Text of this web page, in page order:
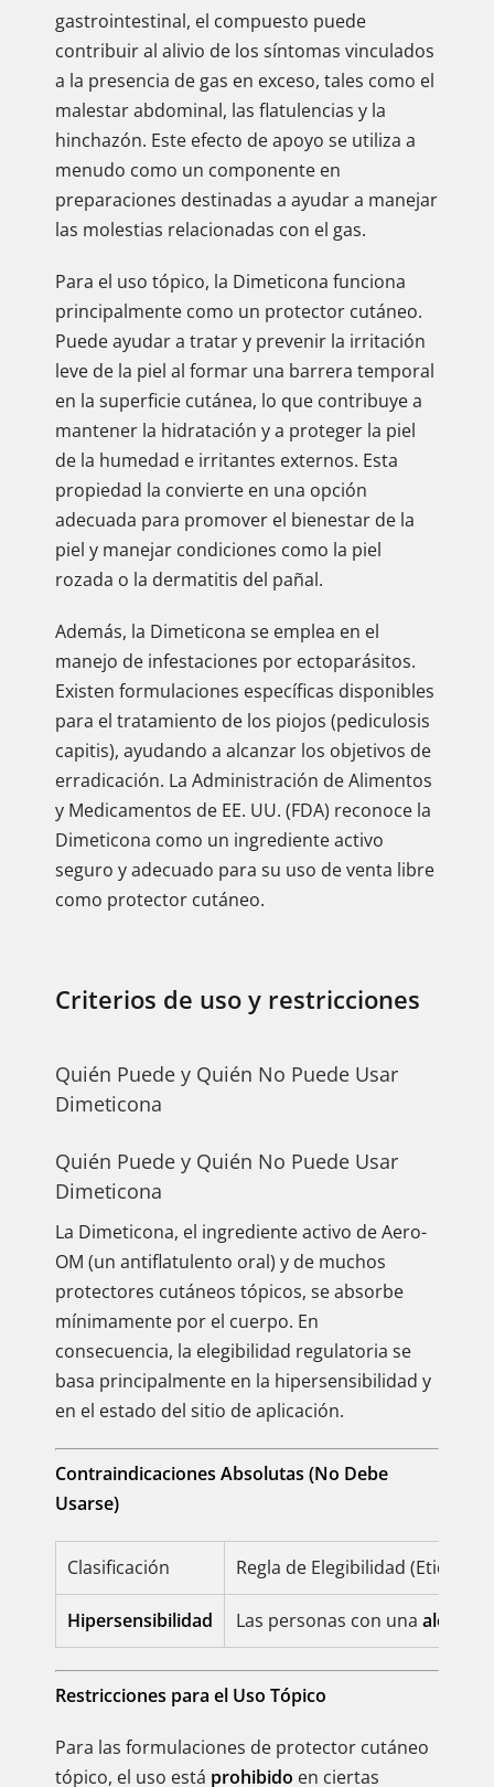
gastrointestinal, el compuesto puede
contribuir al alivio de los síntomas vinculados
a la presencia de gas en exceso, tales como el
malestar abdominal, las flatulencias y la
hinchazón. Este efecto de apoyo se utiliza a
menudo como un componente en
preparaciones destinadas a ayudar a manejar
las molestias relacionadas con el gas.
Para el uso tópico, la Dimeticona funciona
principalmente como un protector cutáneo.
Puede ayudar a tratar y prevenir la irritación
leve de la piel al formar una barrera temporal
en la superficie cutánea, lo que contribuye a
mantener la hidratación y a proteger la piel
de la humedad e irritantes externos. Esta
propiedad la convierte en una opción
adecuada para promover el bienestar de la
piel y manejar condiciones como la piel
rozada o la dermatitis del pañal.
Además, la Dimeticona se emplea en el
manejo de infestaciones por ectoparásitos.
Existen formulaciones específicas disponibles
para el tratamiento de los piojos (pediculosis
capitis), ayudando a alcanzar los objetivos de
erradicación. La Administración de Alimentos
y Medicamentos de EE. UU. (FDA) reconoce la
Dimeticona como un ingrediente activo
seguro y adecuado para su uso de venta libre
como protector cutáneo.
Criterios de uso y restricciones
Quién Puede y Quién No Puede Usar
Dimeticona
Quién Puede y Quién No Puede Usar
Dimeticona
La Dimeticona, el ingrediente activo de Aero-
OM (un antiflatulento oral) y de muchos
protectores cutáneos tópicos, se absorbe
mínimamente por el cuerpo. En
consecuencia, la elegibilidad regulatoria se
basa principalmente en la hipersensibilidad y
en el estado del sitio de aplicación.
Contraindicaciones Absolutas (No Debe
Usarse)
Clasificación Regla de Elegibilidad
Hipersensibilidad Las personas con una alergia
Restricciones para el Uso Tópico
Para las formulaciones de protector cutáneo
tópico, el uso está prohibido en ciertas